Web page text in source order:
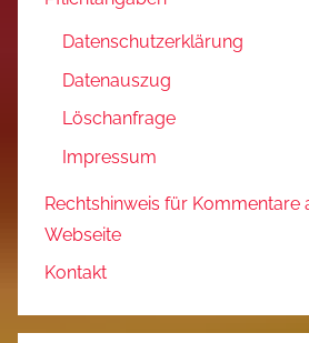
Datenschutzerklärung
Datenauszug
Löschanfrage
Impressum
Rechtshinweis für Kommentare
Webseite
Kontakt